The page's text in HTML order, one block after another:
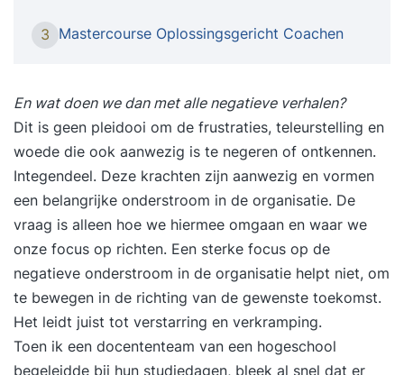
toekomstbeeld werkelijkheid te laten worden.
oplossingsgerichte therapie en is de
pragmatische toepassing van een aantal
principes, die wellicht het beste te omschrijven is
als het vinden van de meest directe weg naar wat
werkt. Dat kan voor iedereen anders zijn.
Oplossingsgericht werken kan worden
beschouwd als een vorm van cognitieve
gedragstherapie, waarbij de focus niet ligt op de
reductie of het verdwijnen van ongewenst
(probleem)gedrag, maar op de toename van
gewenst gedrag. Het gaat hierbij om het gebruik
van oplossingstaal en de nuances in taalgebruik.
3 Mastercourse Oplossingsgericht Coachen
En wat doen we dan met alle negatieve verhalen?
Dit is geen pleidooi om de frustraties, teleurstelling en
woede die ook aanwezig is te negeren of ontkennen.
Integendeel. Deze krachten zijn aanwezig en vormen
een belangrijke onderstroom in de organisatie. De
vraag is alleen hoe we hiermee omgaan en waar we
onze focus op richten. Een sterke focus op de
negatieve onderstroom in de organisatie helpt niet, om
te bewegen in de richting van de gewenste toekomst.
Het leidt juist tot verstarring en verkramping.
Toen ik een docententeam van een hogeschool
begeleidde bij hun studiedagen, bleek al snel dat er